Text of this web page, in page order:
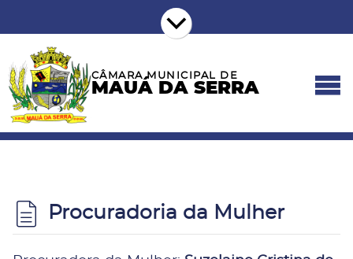
CÂMARA MUNICIPAL DE
MAUÁ DA SERRA
Procuradoria da Mulher